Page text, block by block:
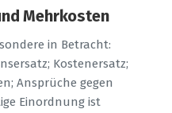
Mehrkosten
in Betracht:
Kostenersatz;
Ansprüche gegen
Einordnung ist